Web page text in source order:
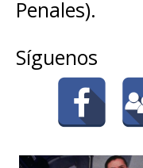
Penales).
Síguenos